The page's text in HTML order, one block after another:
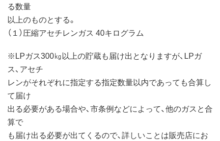
る数量
以上のものとする。
（１）圧縮アセチレンガス 40キログラム
※LPガス300㎏以上の貯蔵も届け出となりますが、LPガ
ス、アセチ
レンがそれぞれに指定する指定数量以内であっても合算し
て届け
出る必要がある場合や、市条例などによって、他のガスと合
算で
も届け出る必要が出てくるので、詳しいことは販売店にお